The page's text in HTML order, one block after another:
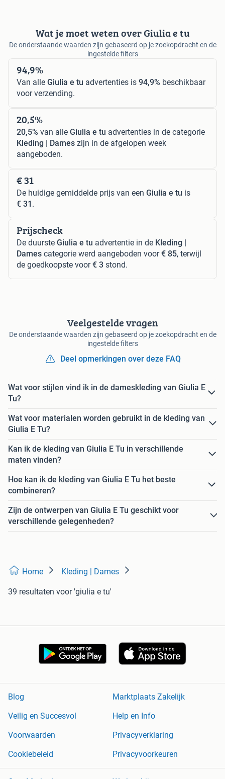
Wat je moet weten over Giulia e tu
De onderstaande waarden zijn gebaseerd op je zoekopdracht en de
ingestelde filters
94,9%
Van alle Giulia e tu advertenties is 94,9% beschikbaar
voor verzending.
20,5%
20,5% van alle Giulia e tu advertenties in de categorie
Kleding | Dames zijn in de afgelopen week
aangeboden.
€ 31
De huidige gemiddelde prijs van een Giulia e tu is
€ 31 .
Prijscheck
De duurste Giulia e tu advertentie in de Kleding |
Dames categorie werd aangeboden voor€ 85, terwijl
de goedkoopste voor€ 3 stond.
Veelgestelde vragen
De onderstaande waarden zijn gebaseerd op je zoekopdracht en de
ingestelde filters
Deel opmerkingen over deze FAQ
Wat voor stijlen vind ik in de dameskleding van Giulia E
Tu?
Wat voor materialen worden gebruikt in de kleding van
Giulia E Tu?
Kan ik de kleding van Giulia E Tu in verschillende
maten vinden?
Hoe kan ik de kleding van Giulia E Tu het beste
combineren?
Zijn de ontwerpen van Giulia E Tu geschikt voor
verschillende gelegenheden?
Home Kleding | Dames
39 resultaten voor 'giulia e tu'
Blog
Marktplaats Zakelijk
Veilig en Succesvol
Help en Info
Voorwaarden
Privacyverklaring
Cookiebeleid
Privacyvoorkeuren